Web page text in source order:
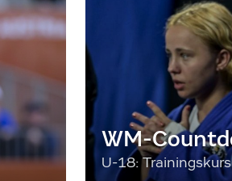
WM-
U-18: